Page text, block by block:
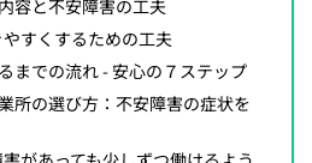
容と不安障害の工夫
すくするための工夫
までの流れ - 安心の７ステップ
所の選び方：不安障害の症状を